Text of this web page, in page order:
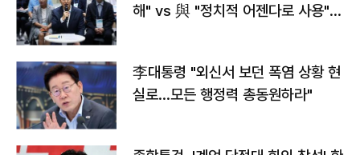
해" vs 與 "정치적 어젠다로 사용"
李대통령 "외신서 보던 폭염 상황 현
실로…모든 행정력 총동원하라"